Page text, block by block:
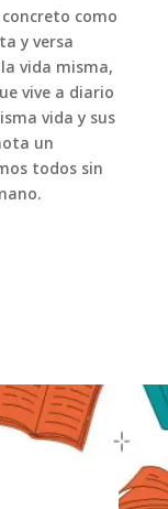
como
y versa
vida misma,
vive a diario
vida y sus
un
todos sin